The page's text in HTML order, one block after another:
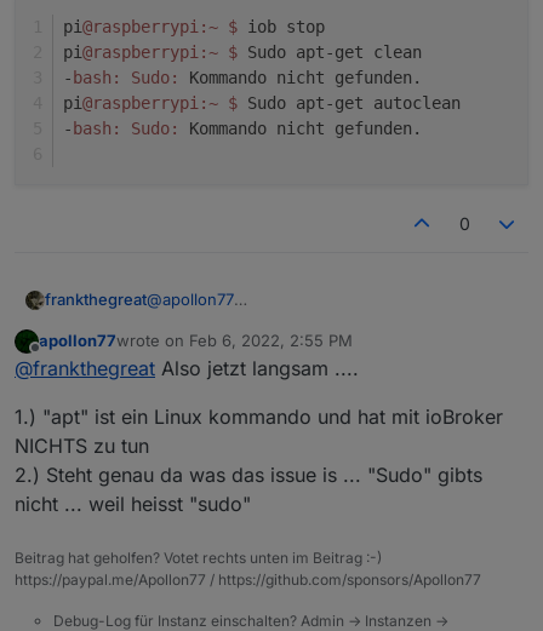
pi@raspberrypi :~ $
iob stop
pi@raspberrypi :~ $ Sudo apt-get clean
- bash: Sudo:
Kommando nicht gefunden.
pi@raspberrypi :~ $ Sudo apt-get autoclean
- bash: Sudo: Kommando nicht gefunden.
0
frankthegreat@apollon77
durchgelaufen.
Was mir auf die Schnelle aufgefallen ist:
Die "Clean" Befehle zicken rum. Weis aber nicht,
das denk ich.
pi@raspberrypi:~ $ Sudo apt-get clean
-bash: Sudo: Kommando nicht gefunden.
Offline
apollon77wrote on Feb 6, 2022, 2:55 PM
last edited by
@frankthegreat Also jetzt langsam ....
1.) "apt" ist ein Linux kommando und hat mit ioBroker
NICHTS zu tun
2.) Steht genau da was das issue is ... "Sudo" gibts
nicht ... weil heisst "sudo"
Beitrag hat geholfen? Votet rechts unten im Beitrag :-)
https://paypal.me/Apollon77 / https://github.com/sponsors/Apollon77
Debug-Log für Instanz einschalten? Admin -> Instanzen ->